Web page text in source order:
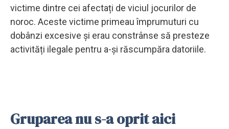
victime dintre cei afectați de viciul jocurilor de
noroc. Aceste victime primeau împrumuturi cu
dobânzi excesive și erau constrânse să presteze
activități ilegale pentru a-și răscumpăra datoriile.
Gruparea nu s-a oprit aici